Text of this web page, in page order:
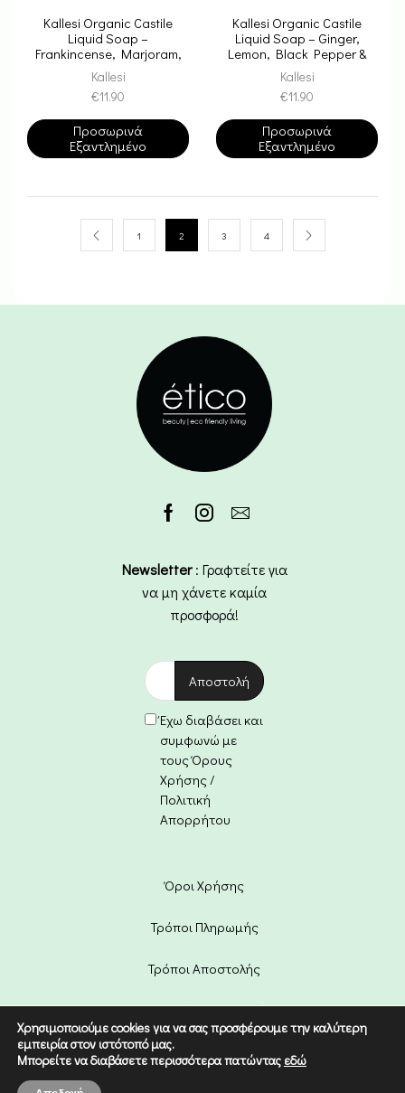
Kallesi Organic Castile
Liquid Soap –
Frankincense, Marjoram,
Cedarwood, Lavender,
Orange & Geranium | Υγρό
Σαπούνι Καστίλλης –
Κέδρος, Λεβάντα,
Πορτοκάλι & Γεράνι
Kallesi
€11.90
Προσωρινά
Εξαντλημένο
Kallesi Organic Castile
Liquid Soap – Ginger,
Lemon, Black Pepper &
Petitgrain | Υγρό Σαπούνι
Καστίλλης – Τζίνζερ,
Λεμόνι, Μαύρο πιπέρι &
Kallesi
€11.90
Προσωρινά
Εξαντλημένο
1 2 3 4
Newsletter: Γραφτείτε για
να μη χάνετε καμία
προσφορά!
Έχω διαβάσει και
συμφωνώ με
τους Όρους
Χρήσης /
Πολιτική
Απορρήτου
Όροι Χρήσης
Τρόποι Πληρωμής
Τρόποι Αποστολής
Πολιτική Επιστροφών
Copyright © 2022 Etico. Designed
Χρησιμοποιούμε cookies για να σας προσφέρουμε την καλύτερη
εμπειρία στον ιστότοπό μας.
Μπορείτε να διαβάσετε περισσότερα πατώντας εδώ